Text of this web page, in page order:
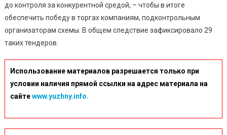
до контроля за конкурентной средой, – чтобы в итоге
обеспечить победу в торгах компаниям, подконтрольным
организаторам схемы. В общем следствие зафиксировало 29
таких тендеров.
Использование материалов разрешается только при
условии наличия прямой ссылки на адрес материала на
сайтеwww.yuzhny.info.